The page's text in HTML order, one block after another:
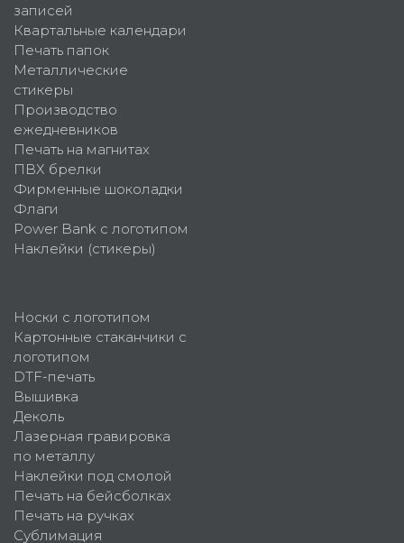
записей
Квартальные календари
Печать папок
Металлические
стикеры
Производство
ежедневников
Печать на магнитах
ПВХ брелки
Фирменные шоколадки
Флаги
Power Bank с логотипом
Наклейки (стикеры)
Носки с логотипом
Картонные стаканчики с
логотипом
DTF-печать
Вышивка
Деколь
Лазерная гравировка
по металлу
Наклейки под смолой
Печать на бейсболках
Печать на ручках
Сублимация